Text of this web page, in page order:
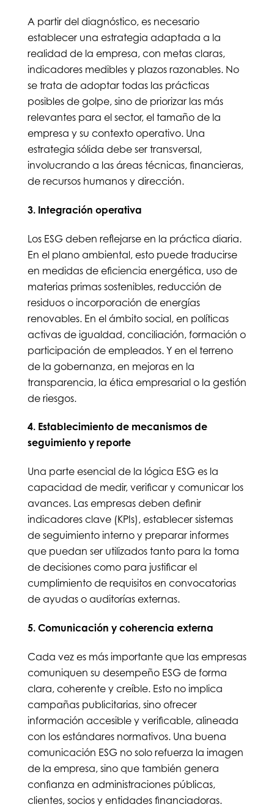
A partir del diagnóstico, es necesario
establecer una estrategia adaptada a la
realidad de la empresa, con metas claras,
indicadores medibles y plazos razonables. No
se trata de adoptar todas las prácticas
posibles de golpe, sino de priorizar las más
relevantes para el sector, el tamaño de la
empresa y su contexto operativo. Una
estrategia sólida debe ser transversal,
involucrando a las áreas técnicas, financieras,
de recursos humanos y dirección.
3. Integración operativa
Los ESG deben reflejarse en la práctica diaria.
En el plano ambiental, esto puede traducirse
en medidas de eficiencia energética, uso de
materias primas sostenibles, reducción de
residuos o incorporación de energías
renovables. En el ámbito social, en políticas
activas de igualdad, conciliación, formación o
participación de empleados. Y en el terreno
de la gobernanza, en mejoras en la
transparencia, la ética empresarial o la gestión
de riesgos.
4. Establecimiento de mecanismos de
seguimiento y reporte
Una parte esencial de la lógica ESG es la
capacidad de medir, verificar y comunicar los
avances. Las empresas deben definir
indicadores clave (KPIs), establecer sistemas
de seguimiento interno y preparar informes
que puedan ser utilizados tanto para la toma
de decisiones como para justificar el
cumplimiento de requisitos en convocatorias
de ayudas o auditorías externas.
5. Comunicación y coherencia externa
Cada vez es más importante que las empresas
comuniquen su desempeño ESG de forma
clara, coherente y creíble. Esto no implica
campañas publicitarias, sino ofrecer
información accesible y verificable, alineada
con los estándares normativos. Una buena
comunicación ESG no solo refuerza la imagen
de la empresa, sino que también genera
confianza en administraciones públicas,
clientes, socios y entidades financiadoras.